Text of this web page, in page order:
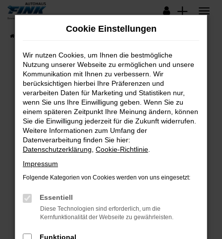
Zum
springen
Lagerfahrzeuge
Fehler: Network Error
Beim Laden ist ein Fehler aufgetreten.
Hier sind ein paar Tipps, die dir helfen können:
Überprüfe deine Firewall und deine
Internetverbindung.
Laden andere Webseiten, zum Beispiel deine
Suchmaschine?
Prüfe deine Browsererweiterungen.
können das Laden bestimmter Seiten
verhindern. Funktioniert die Seite in einem
anderen Browser oder in einem privaten
Cookie Einstellungen
Wir nutzen Cookies, um Ihnen die bestmögliche
Nutzung unserer Webseite zu ermöglichen und unsere
Kommunikation mit Ihnen zu verbessern. Wir
berücksichtigen hierbei Ihre Präferenzen und
verarbeiten Daten für Marketing und Statistiken nur,
wenn Sie uns Ihre Einwilligung geben. Wenn Sie zu
einem späteren Zeitpunkt Ihre Meinung ändern, können
Sie die Einwilligung jederzeit für die Zukunft widerrufen.
Weitere Informationen zum Umfang der
Datenverarbeitung finden Sie hier:
Datenschutzerklärung Cookie-Richtlinie
Impressum
Folgende Kategorien von Cookies werden von uns eingesetzt:
Essentiell
Diese Technologien sind erforderlich, um die
Kernfunktionalität der Webseite zu gewährleisten.
Funktional